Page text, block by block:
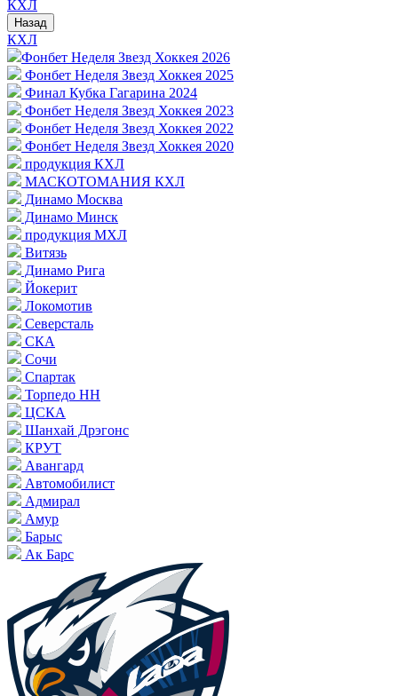
КХЛ
Назад
КХЛ
Фонбет Неделя Звезд Хоккея 2026
Фонбет Неделя Звезд Хоккея 2025
Финал Кубка Гагарина 2024
Фонбет Неделя Звезд Хоккея 2023
Фонбет Неделя Звезд Хоккея 2022
Фонбет Неделя Звезд Хоккея 2020
продукция КХЛ
МАСКОТОМАНИЯ КХЛ
Динамо Москва
Динамо Минск
продукция МХЛ
Витязь
Динамо Рига
Йокерит
Локомотив
Северсталь
СКА
Сочи
Спартак
Торпедо НН
ЦСКА
Шанхай Дрэгонс
КРУТ
Авангард
Автомобилист
Адмирал
Амур
Барыс
Ак Барс